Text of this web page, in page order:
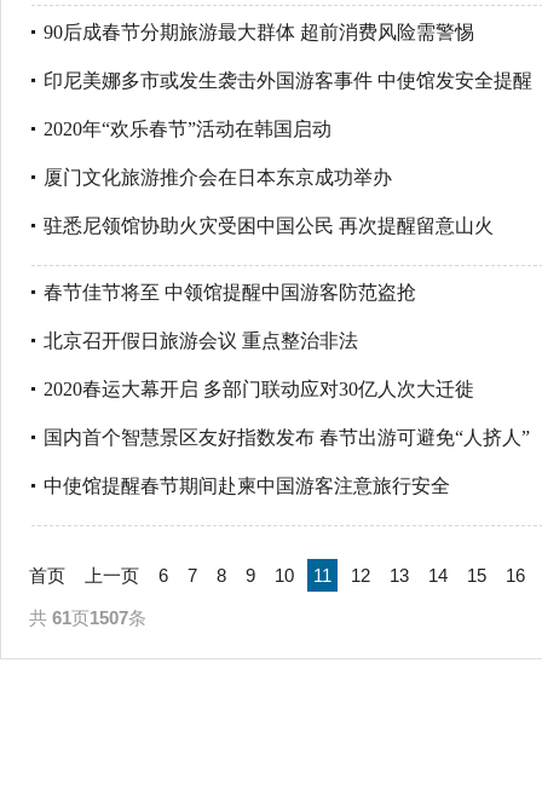
90后成春节分期旅游最大群体 超前消费风险需警惕
印尼美娜多市或发生袭击外国游客事件 中使馆发安全提醒
2020年“欢乐春节”活动在韩国启动
厦门文化旅游推介会在日本东京成功举办
驻悉尼领馆协助火灾受困中国公民 再次提醒留意山火
春节佳节将至 中领馆提醒中国游客防范盗抢
北京召开假日旅游会议 重点整治非法
2020春运大幕开启 多部门联动应对30亿人次大迁徙
国内首个智慧景区友好指数发布 春节出游可避免“人挤人”
中使馆提醒春节期间赴柬中国游客注意旅行安全
首页 上一页 6 7 8 9 10 11 12 13 14 15 16
共 61页1507条